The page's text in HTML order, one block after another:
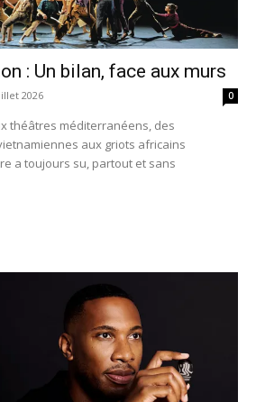
: Un bilan, face aux murs
2026 0
théâtres méditerranéens, des
aux griots africains
a toujours su, partout et sans